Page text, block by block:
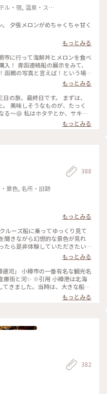
ル・宿, 温泉・ス
夕張メロンがめちゃくちゃ甘く
もっとみる
市に行って海鮮丼とメロンを食べ
！ 青函連絡船の展示をみて、
函館の写真と言えば！という場
きました。 昼、夜と写真撮って
は特に大
たくさん食べた🍨 初めての函
回も母に感謝🙏 On the
Morning Market and
もっとみる
の旅、最終日です。 まずは、
美味しそうなものが、たっく
る〜😆 私はホタテとか、サキイ
上げー❤️ 市場は活気があって、見
レトロな街 #北海
もっとみる
景色, 名所・旧跡
388
もっとみる
ルーズ船に乗ってゆっくり見て
聞きながら幻想的な景色が見れ
たら是非体験していただきたい
河#小樽運河クルーズ#ベストト
もっとみる
河」 小樽市の一番有名な観光名
きました。当時は、大きな船を
って荷揚げしていましたが、取
作業を効率的に行う必要が出てき
#観光#ことりっぷ旅2024#クラ
もっとみる
382